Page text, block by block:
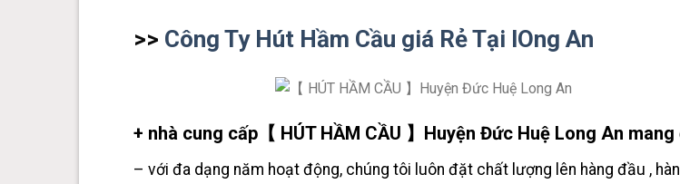
>> Công Ty Hút Hầm Cầu giá Rẻ Tại lOng An
+ nhà cung cấp【 HÚT HẦM CẦU 】Huyện Đức Huệ Long An
– với đa dạng năm hoạt động, chúng tôi luôn đặt chất lượng lên hàng đầu ,